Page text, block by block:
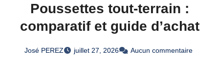
Poussettes tout-terrain :
comparatif et guide d’achat
José PEREZ juillet 27, 2026 Aucun commentaire